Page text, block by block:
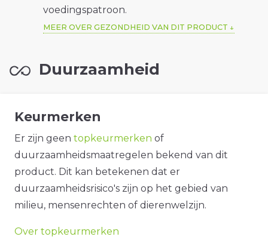
voedingspatroon.
MEER OVER GEZONDHEID VAN DIT PRODUCT
Duurzaamheid
Keurmerken
Er zijn geen topkeurmerken of
duurzaamheidsmaatregelen bekend van dit
product. Dit kan betekenen dat er
duurzaamheidsrisico's zijn op het gebied van
milieu, mensenrechten of dierenwelzijn.
Over topkeurmerken